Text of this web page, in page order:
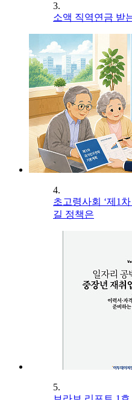
3.
소액 직역연금 받
4.
초고령사회 ‘제1
길 정책은
5.